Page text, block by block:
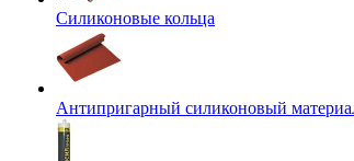
Силиконовые кольца
Антипригарный силиконовый